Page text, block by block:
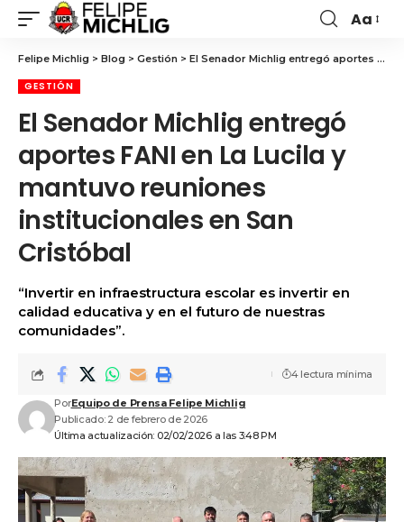
Aa
Felipe Michlig > Blog > Gestión > El Senador Michlig entregó aportes FANI en La Lucila y mantuvo reuniones institucionales en San Cristóbal
GESTIÓN
El Senador Michlig entregó
aportes FANI en La Lucila y
mantuvo reuniones
institucionales en San
Cristóbal
“Invertir en infraestructura escolar es invertir en
calidad educativa y en el futuro de nuestras
comunidades”.
Última actualización: 02/02/2026 a las 3:48 PM
PorEquipo de Prensa Felipe Michlig
Publicado: 2 de febrero de 2026
4 lectura mínima